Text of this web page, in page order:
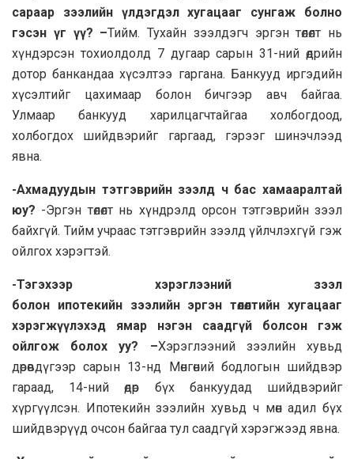
сараар зээлийн үлдэгдэл хугацааг сунгаж болно
гэсэн үг үү? –Тийм. Тухайн зээлдэгч эргэн төлөлт нь
хүндэрсэн тохиолдолд 7 дугаар сарын 31-ний өдрийн
дотор банкандаа хүсэлтээ гаргана. Банкууд иргэдийн
хүсэлтийг цахимаар болон бичгээр авч байгаа.
Улмаар банкууд харилцагчтайгаа холбогдоод,
холбогдох шийдвэрийг гаргаад, гэрээг шинэчлээд
явна.
-Ахмадуудын тэтгэврийн зээлд ч бас хамааралтай
юу? -Эргэн төлөлт нь хүндрэлд орсон тэтгэврийн зээл
байхгүй. Тийм учраас тэтгэврийн зээлд үйлчлэхгүй гэж
ойлгох хэрэгтэй.
-Тэгэхээр хэрэглээний зээл
болон ипотекийн зээлийн эргэн төлөлтийн хугацааг
хэрэгжүүлэхэд ямар нэгэн саадгүй болсон гэж
ойлгож болох уу? –Хэрэглээний зээлийн хувьд
дөрөвдүгээр сарын 13-нд Мөнгөний бодлогын шийдвэр
гараад, 14-ний өдөр бүх банкуудад шийдвэрийг
хүргүүлсэн. Ипотекийн зээлийн хувьд ч мөн адил бүх
шийдвэрүүд очсон байгаа тул саадгүй хэрэгжээд явна.